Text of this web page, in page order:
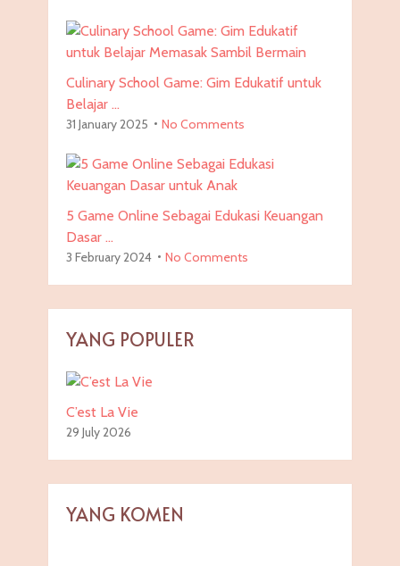
Culinary School Game: Gim Edukatif untuk
Belajar …
31 January 2025 No Comments
5 Game Online Sebagai Edukasi Keuangan
Dasar …
3 February 2024 No Comments
YANG POPULER
C’est La Vie
29 July 2026
YANG KOMEN